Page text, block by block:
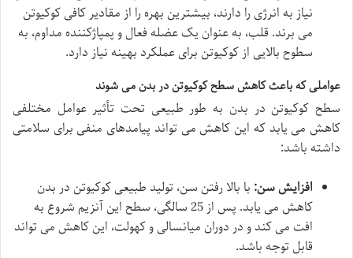
نیاز به انرژی را دارند، بیشترین بهره را از مقادیر کافی کوکیوتن
می برند. قلب، به عنوان یک عضله فعال و پمپاژکننده مداوم، به
سطوح بالایی از کوکیوتن برای عملکرد بهینه نیاز دارد.
عواملی که باعث کاهش سطح کوکیوتن در بدن می شوند
سطح کوکیوتن در بدن به طور طبیعی تحت تأثیر عوامل مختلفی
کاهش می یابد که این کاهش می تواند پیامدهای منفی برای سلامتی
داشته باشد:
افزایش سن: با بالا رفتن سن، تولید طبیعی کوکیوتن در بدن
کاهش می یابد. پس از 25 سالگی، سطح این آنزیم شروع به
افت می کند و در دوران میانسالی و کهولت، این کاهش می تواند
قابل توجه باشد.